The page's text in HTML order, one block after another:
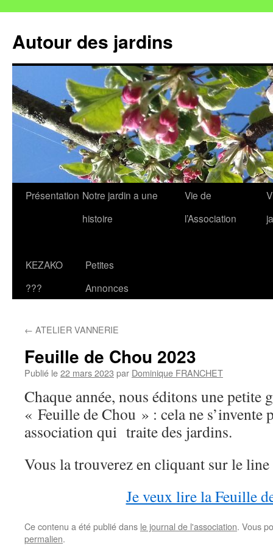
Autour des jardins
Aller
Présentation Notre jardin a une
histoire
Vie de
l’Association
KEZAKO
???
Petites
Annonces
← ATELIER VANNERIE
Feuille de Chou 2023
Publié le22 mars 2023 par Dominique FRANCHET
Chaque année, nous éditons une petite
« Feuille de Chou » : cela ne s’invente
association qui traite des jardins.
Vous la trouverez en cliquant sur le
Je veux lire la Feuille
Ce contenu a été publié dans le journal de l'association. Vous
permalien.